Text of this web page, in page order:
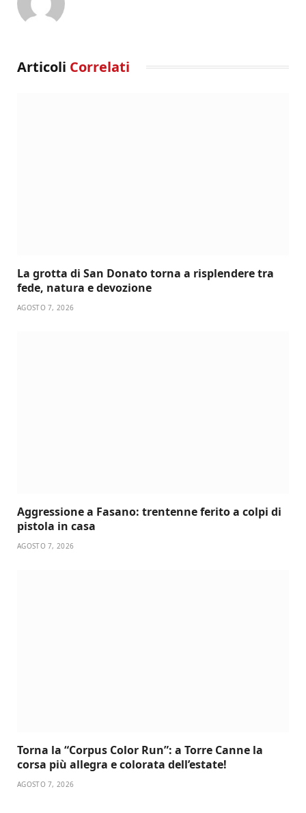
Articoli Correlati
La grotta di San Donato torna a risplendere tra
fede, natura e devozione
AGOSTO 7, 2026
Aggressione a Fasano: trentenne ferito a colpi di
pistola in casa
AGOSTO 7, 2026
Torna la “Corpus Color Run”: a Torre Canne la
corsa più allegra e colorata dell’estate!
AGOSTO 7, 2026